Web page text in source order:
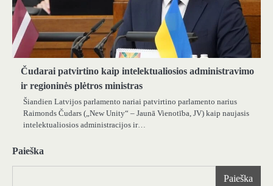
Čudarai patvirtino kaip intelektualiosios administravimo
ir regioninės plėtros ministras
Šiandien Latvijos parlamento nariai patvirtino parlamento narius
Raimonds Čudars („New Unity“ – Jaunā Vienotība, JV) kaip naujasis
intelektualiosios administracijos ir…
Paieška
Paieška